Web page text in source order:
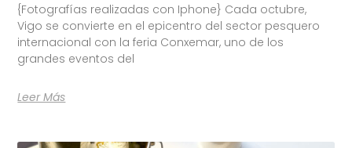
{Fotografías realizadas con Iphone} Cada octubre,
Vigo se convierte en el epicentro del sector pesquero
internacional con la feria Conxemar, uno de los
grandes eventos del
Leer Más